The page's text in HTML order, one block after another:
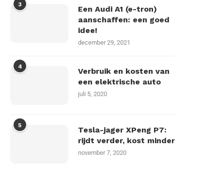
3
Een Audi A1 (e-tron)
aanschaffen: een goed
idee!
december 29, 2021
4
Verbruik en kosten van
een elektrische auto
juli 5, 2020
5
Tesla-jager XPeng P7:
rijdt verder, kost minder
november 7, 2020